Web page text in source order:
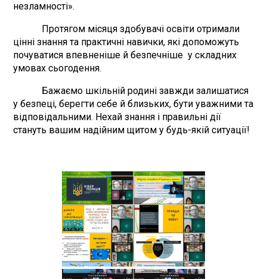
незламності».
Протягом місяця здобувачі освіти отримали
цінні знання та практичні навички, які допоможуть
почуватися впевненіше й безпечніше у складних
умовах сьогодення.
Бажаємо шкільній родині завжди залишатися
у безпеці, берегти себе й близьких, бути уважними та
відповідальними. Нехай знання і правильні дії
стануть вашим надійним щитом у будь-якій ситуації!